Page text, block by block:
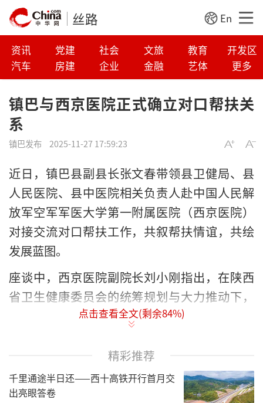
丝路 En
资讯 党建 社会 文旅 教育
开发区
汽车
房建 企业 金融 艺体 更多
镇巴与西京医院正式确立对口帮扶关
系
镇巴发布 2025-11-27 17:59:23
近日，镇巴县副县长张文春带领县卫健局、县
人民医院、县中医院相关负责人赴中国人民解
放军空军军医大学第一附属医院（西京医院）
对接交流对口帮扶工作，共叙帮扶情谊，共绘
发展蓝图。
座谈中，西京医院副院长刘小刚指出，在陕西
省卫生健康委员会的统筹规划与大力推动下，
西京医院与镇巴县委、县政府紧密携手，共同
革命老区。必须充分发挥帮扶专家的“传、
帮、带”核心作用，让每一位专家都成为扎根
基层的“根据地”，通过引领一个专业，建设
点击查看全文(剩余84%)
精彩推荐
千里通途半日还——西十高铁开行首月交
出亮眼答卷